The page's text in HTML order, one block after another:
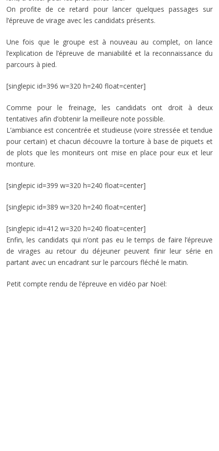
On profite de ce retard pour lancer quelques passages sur
l’épreuve de virage avec les candidats présents.
Une fois que le groupe est à nouveau au complet, on lance
l’explication de l’épreuve de maniabilité et la reconnaissance du
parcours à pied.
[singlepic id=396 w=320 h=240 float=center]
Comme pour le freinage, les candidats ont droit à deux
tentatives afin d’obtenir la meilleure note possible.
L’ambiance est concentrée et studieuse (voire stressée et tendue
pour certain) et chacun découvre la torture à base de piquets et
de plots que les moniteurs ont mise en place pour eux et leur
monture.
[singlepic id=399 w=320 h=240 float=center]
[singlepic id=389 w=320 h=240 float=center]
[singlepic id=412 w=320 h=240 float=center]
Enfin, les candidats qui n’ont pas eu le temps de faire l’épreuve
de virages au retour du déjeuner peuvent finir leur série en
partant avec un encadrant sur le parcours fléché le matin.
Petit compte rendu de l’épreuve en vidéo par Noël: